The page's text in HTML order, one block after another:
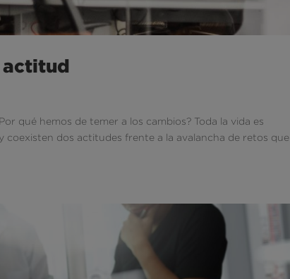
actitud
qué hemos de temer a los cambios? Toda la vida es
coexisten dos actitudes frente a la avalancha de retos que